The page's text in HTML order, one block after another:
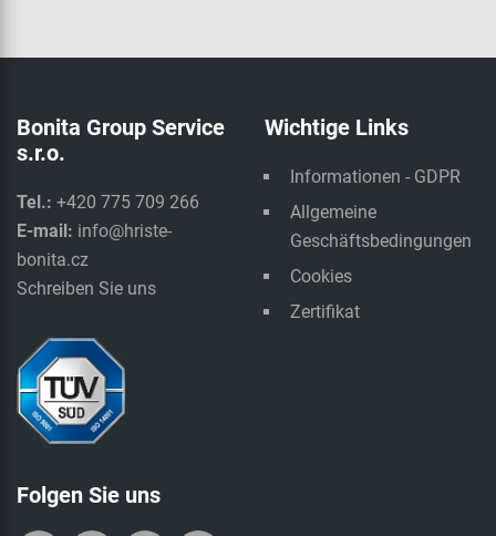
Bonita Group Service
s.r.o.
Tel.: +420 775 709 266
E-mail: info@hriste-
bonita.cz
Schreiben Sie uns
Wichtige Links
Informationen - GDPR
Allgemeine
Geschäftsbedingungen
Cookies
Zertifikat
Folgen Sie uns